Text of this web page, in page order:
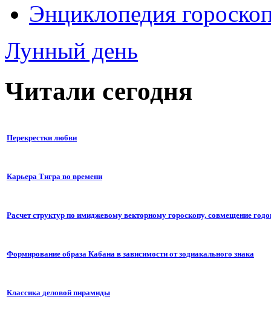
Энциклопедия
Лунный день
Читали сегодня
Перекрестки любви
Карьера Тигра во времени
Расчет структур по имиджевому векторному гороскопу, совмещение
Формирование образа Кабана в зависимости от зодиакального знака
Классика деловой пирамиды